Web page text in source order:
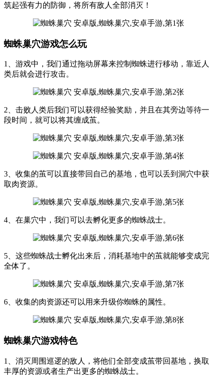
筑起强有力的防御，将所有敌人全部消灭！
蜘蛛巢穴游戏怎么玩
1、游戏中，我们通过拖动屏幕来控制蜘蛛进行移动，靠近人
类后就会进行攻击。
2、击败人类后我们可以获得经验奖励，并且在其旁边等待一
段时间，就可以将其缠成茧。
3、收集的茧可以直接带回自己的基地，也可以丢到洞穴中获
取肉资源。
4、在巢穴中，我们可以去孵化更多的蜘蛛战士。
5、这些蜘蛛战士孵化出来后，消耗基地中的茧就能够变成完
全体了。
6、收集的肉资源还可以用来升级你蜘蛛的属性。
蜘蛛巢穴游戏特色
1、消灭周围巡逻的敌人，将他们全部变成茧带回基地，换取
丰厚的资源或者生产出更多的蜘蛛战士。